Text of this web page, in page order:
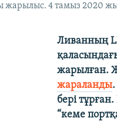
жарылыс. 4 тамыз 2020
Ливанның
жарылған.
жараланды
бері
“кеме